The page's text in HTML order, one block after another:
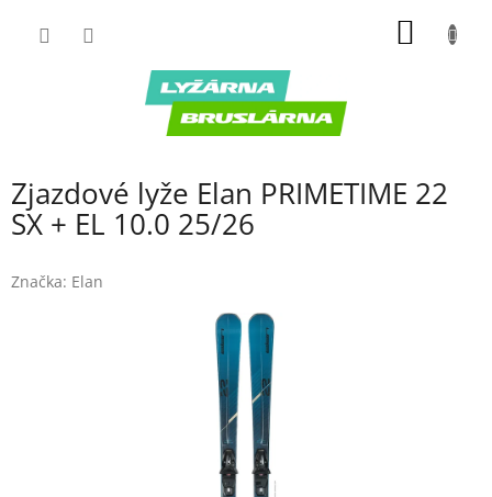
Zjazdové lyže Elan PRIMETIME 22
SX + EL 10.0 25/26
Značka: Elan